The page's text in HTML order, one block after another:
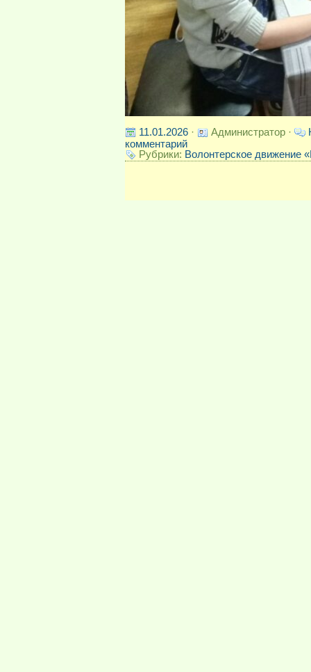
11.01.2026 · Администратор ·
комментарий
Рубрики: Волонтерское движение